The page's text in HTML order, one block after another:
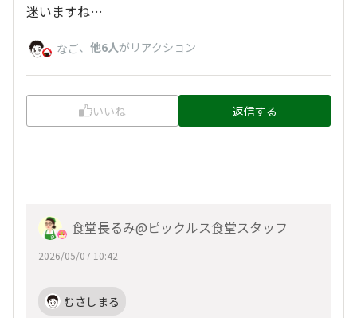
迷いますね…
なご、 他6人がリアクション
いいね 返信する
食堂長るみ@ピックルス食堂スタッフ
2026/05/07 10:42
むさしまる